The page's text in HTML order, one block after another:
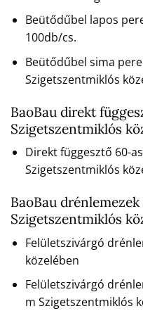
Beütődűbel lapos
100db/cs.
Beütődűbel sima
Szigetszentmiklós
BaoBau direkt
Szigetszentmiklós
Direkt függesztő 60-
Szigetszentmiklós
BaoBau
Szigetszentmiklós
Felületszivárgó
közelében
Felületszivárgó
m Szigetszentmiklós